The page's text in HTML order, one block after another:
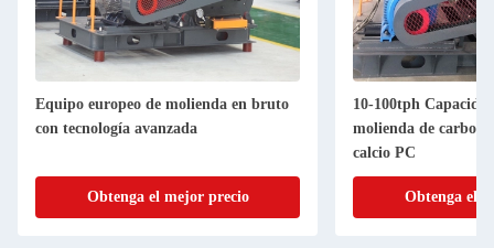
Equipo europeo de molienda en bruto
con tecnología avanzada
Obtenga el mejor precio
10-100tph
molienda de
calcio PC
Obtenga el